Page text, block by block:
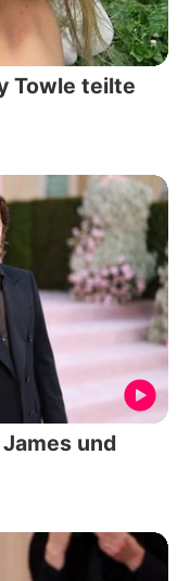
Towle teilte
und